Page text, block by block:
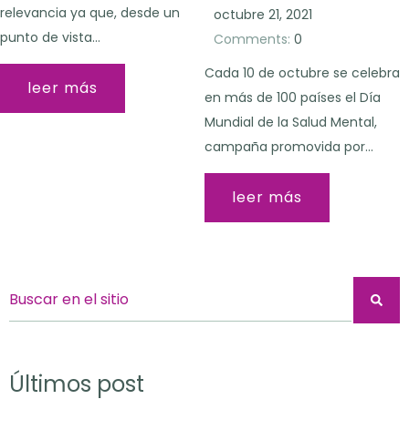
relevancia ya que, desde un
punto de vista…
leer más
octubre 21, 2021
Comments: 0
Cada 10 de octubre se celebra
en más de 100 países el Día
Mundial de la Salud Mental,
campaña promovida por…
leer más
Últimos post